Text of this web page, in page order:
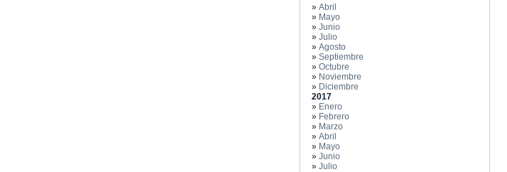
» Abril
» Mayo
» Junio
» Julio
» Agosto
» Septiembre
» Octubre
» Noviembre
» Diciembre
2017
» Enero
» Febrero
» Marzo
» Abril
» Mayo
» Junio
» Julio